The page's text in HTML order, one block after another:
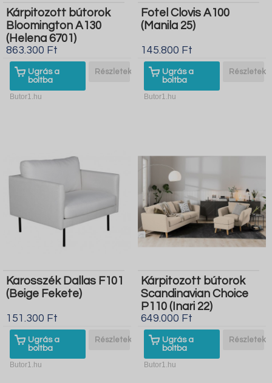
Kárpitozott bútorok
Bloomington A130
(Helena 6701)
863.300 Ft
Ugrás a
boltba
Részletek
Butor1.hu
Fotel Clovis A100
(Manila 25)
145.800 Ft
Ugrás a
boltba
Részletek
Butor1.hu
Karosszék Dallas F101
(Beige Fekete)
151.300 Ft
Ugrás a
boltba
Részletek
Butor1.hu
Kárpitozott bútorok
Scandinavian Choice
P110 (Inari 22)
649.000 Ft
Ugrás a
boltba
Részletek
Butor1.hu